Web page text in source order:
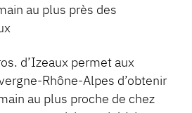
au plus près des
d’Izeaux permet aux
Rhône-Alpes d’obtenir
au plus proche de chez